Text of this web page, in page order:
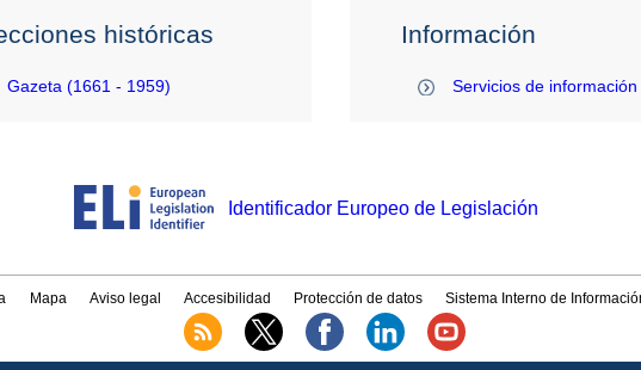
históricas
Gazeta (1661 - 1959)
Información
Servicios de información
Identificador Europeo de Legislación
Mapa Aviso legal Accesibilidad Protección de datos Sistema Interno de